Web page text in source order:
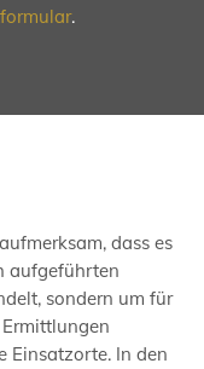
.
dass es
aufgeführten
sondern um für
Einsatzorte. In den